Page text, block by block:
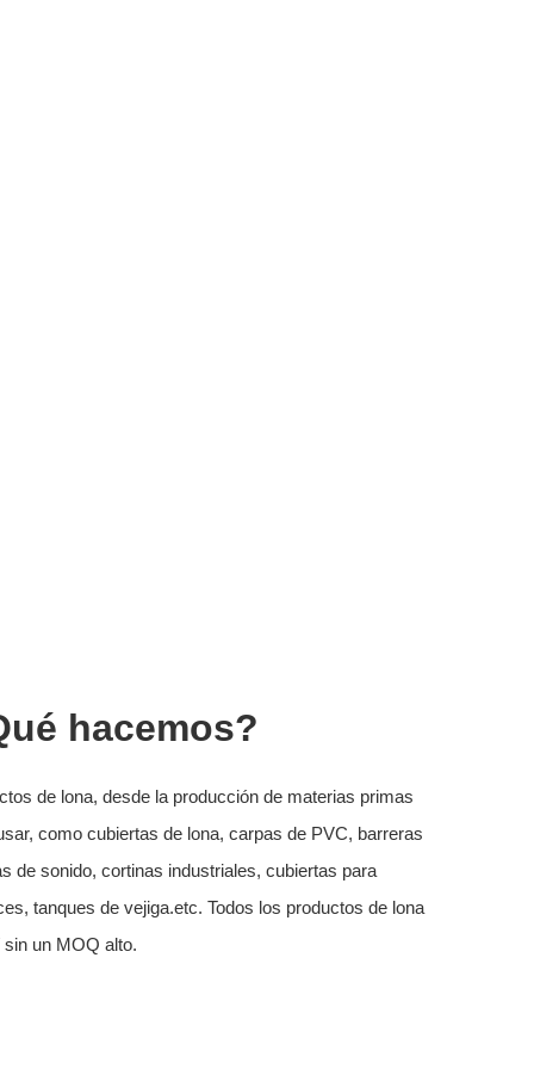
hacemos?
de lona, ​​desde la producción de materias primas
como cubiertas de lona, ​​carpas de PVC, barreras
de sonido, cortinas industriales, cubiertas para
tanques de vejiga.etc. Todos los productos de lona
un MOQ alto.